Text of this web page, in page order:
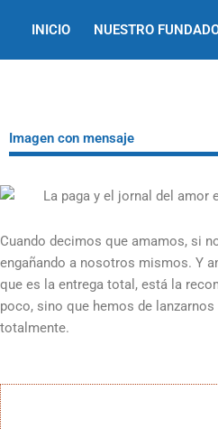
INICIO NUESTRO
Imagen con mensaje
Cuando decimos que amamos, si
engañando a nosotros mismos. Y
que es la entrega total, está la
poco, sino que hemos de
totalmente.